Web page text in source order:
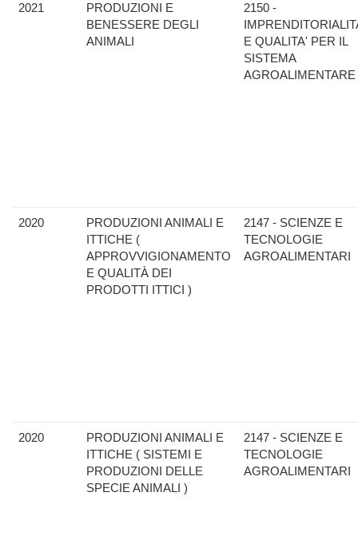
2021
PRODUZIONI E
BENESSERE DEGLI
ANIMALI
2150 -
E QUALITA' PER IL
SISTEMA
AGROALIMENTARE
2020
PRODUZIONI ANIMALI E
ITTICHE (
APPROVVIGIONAMENTO
E QUALITÀ DEI
PRODOTTI ITTICI )
2147 - SCIENZE E
TECNOLOGIE
AGROALIMENTARI
2020
PRODUZIONI ANIMALI E
ITTICHE ( SISTEMI E
PRODUZIONI DELLE
SPECIE ANIMALI )
2147 - SCIENZE E
TECNOLOGIE
AGROALIMENTARI